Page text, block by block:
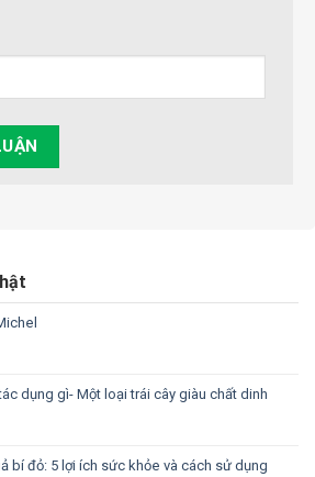
dụng gì- Một loại trái cây giàu chất dinh
bí đỏ: 5 lợi ích sức khỏe và cách sử dụng